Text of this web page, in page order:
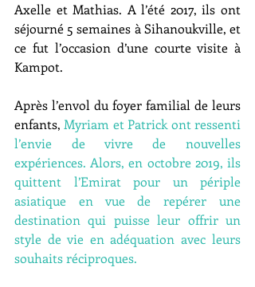
Axelle et Mathias. A l’été 2017, ils ont
séjourné 5 semaines à Sihanoukville, et
ce fut l’occasion d’une courte visite à
Kampot.
Après l’envol du foyer familial de leurs
enfants, Myriam et Patrick ont ressenti
l’envie de vivre de nouvelles
expériences. Alors, en octobre 2019, ils
quittent l’Emirat pour un périple
asiatique en vue de repérer une
destination qui puisse leur offrir un
style de vie en adéquation avec leurs
souhaits réciproques.